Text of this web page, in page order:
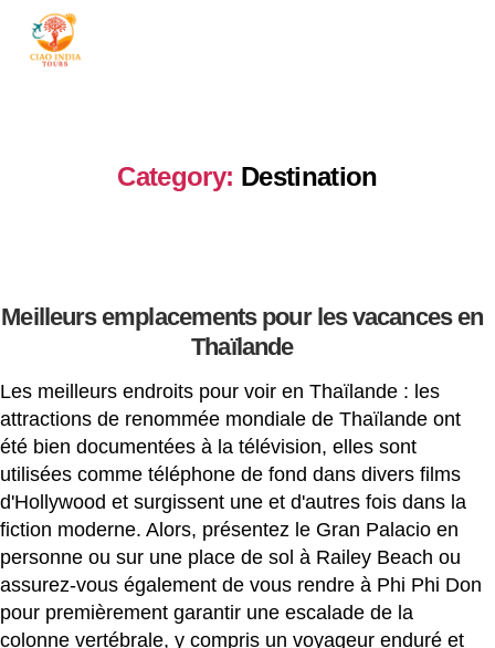
Category: Destination
Meilleurs emplacements pour les vacances en
Thaïlande
Les meilleurs endroits pour voir en Thaïlande : les
attractions de renommée mondiale de Thaïlande ont
été bien documentées à la télévision, elles sont
utilisées comme téléphone de fond dans divers films
d'Hollywood et surgissent une et d'autres fois dans la
fiction moderne. Alors, présentez le Gran Palacio en
personne ou sur une place de sol à Railey Beach ou
assurez-vous également de vous rendre à Phi Phi Don
pour premièrement garantir une escalade de la
colonne vertébrale, y compris un voyageur enduré et